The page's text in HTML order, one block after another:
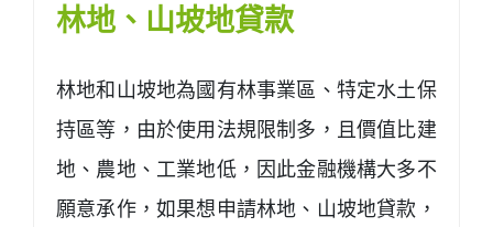
林地、山坡地貸款
林地和山坡地為國有林事業區、特定水土保
持區等，由於使用法規限制多，且價值比建
地、農地、工業地低，因此金融機構大多不
願意承作，如果想申請林地、山坡地貸款，